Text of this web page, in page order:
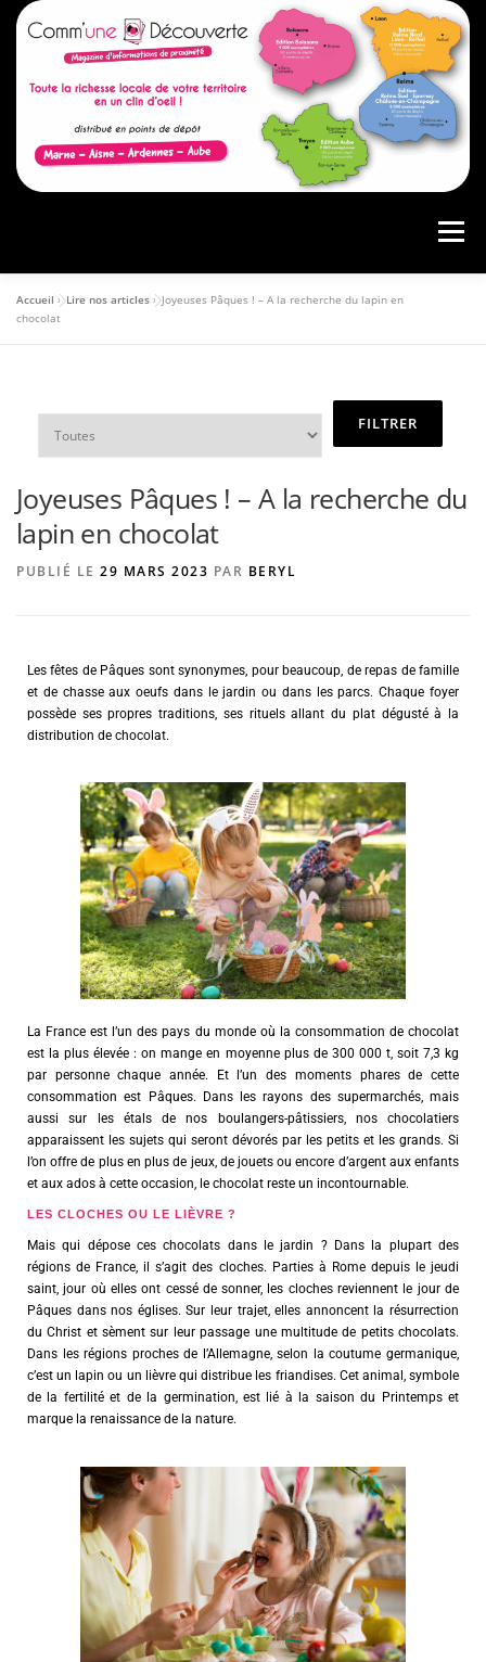
Menu
ACCUEIL
Accueil »Lire nos articles »Joyeuses Pâques ! – A la recherche du lapin en
chocolat
Joyeuses Pâques ! – A la recherche du
lapin en chocolat
PUBLIÉ LE 29 MARS 2023 PAR BERYL
Les fêtes de Pâques sont synonymes, pour beaucoup, de repas de famille
et de chasse aux oeufs dans le jardin ou dans les parcs. Chaque foyer
possède ses propres traditions, ses rituels allant du plat dégusté à la
distribution de chocolat.
La France est l’un des pays du monde où la consommation de chocolat
est la plus élevée : on mange en moyenne plus de 300 000 t, soit 7,3 kg
par personne chaque année. Et l’un des moments phares de cette
consommation est Pâques. Dans les rayons des supermarchés, mais
aussi sur les étals de nos boulangers-pâtissiers, nos chocolatiers
apparaissent les sujets qui seront dévorés par les petits et les grands. Si
l’on offre de plus en plus de jeux, de jouets ou encore d’argent aux enfants
et aux ados à cette occasion, le chocolat reste un incontournable.
LES CLOCHES OU LE LIÈVRE ?
Mais qui dépose ces chocolats dans le jardin ? Dans la plupart des
régions de France, il s’agit des cloches. Parties à Rome depuis le jeudi
saint, jour où elles ont cessé de sonner, les cloches reviennent le jour de
Pâques dans nos églises. Sur leur trajet, elles annoncent la résurrection
du Christ et sèment sur leur passage une multitude de petits chocolats.
Dans les régions proches de l’Allemagne, selon la coutume germanique,
c’est un lapin ou un lièvre qui distribue les friandises. Cet animal, symbole
de la fertilité et de la germination, est lié à la saison du Printemps et
marque la renaissance de la nature.